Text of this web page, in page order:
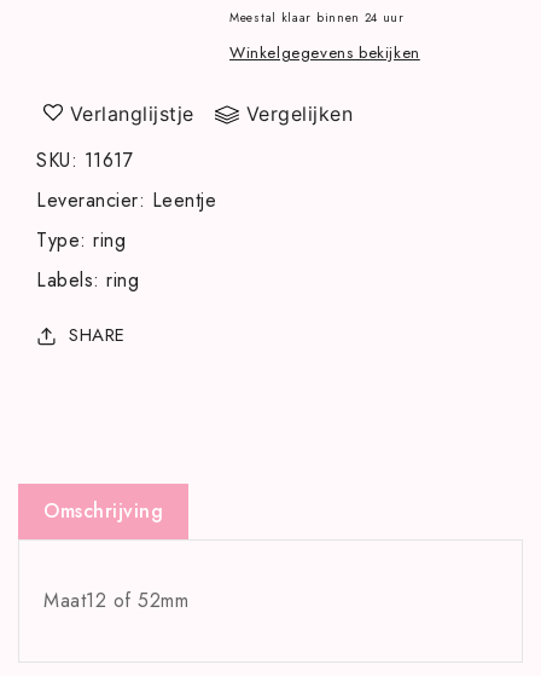
Meestal klaar binnen 24 uur
Winkelgegevens bekijken
Verlanglijstje Vergelijken
SKU: 11617
Leverancier: Leentje
Type: ring
Labels: ring
SHARE
Omschrijving
Maat12 of 52mm